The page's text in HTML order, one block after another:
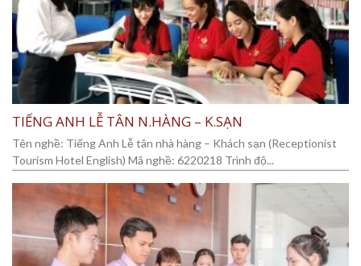
TIẾNG ANH LỄ TÂN N.HÀNG – K.SẠN
Tên nghề: Tiếng Anh Lễ tân nhà hàng – Khách sạn (Receptionist
Tourism Hotel English) Mã nghề: 6220218 Trình độ...